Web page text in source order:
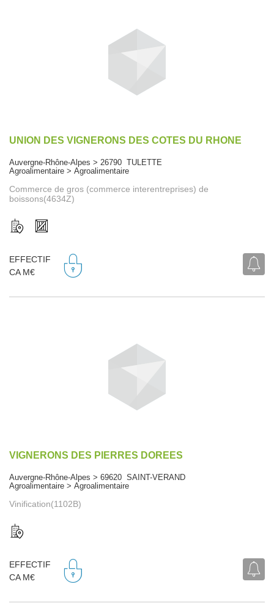
UNION DES VIGNERONS DES COTES DU RHONE
Auvergne-Rhône-Alpes > 26790 TULETTE
Agroalimentaire > Agroalimentaire
Commerce de gros (commerce interentreprises) de
boissons(4634Z)
EFFECTIF
CA M€
VIGNERONS DES PIERRES DOREES
Auvergne-Rhône-Alpes > 69620 SAINT-VERAND
Agroalimentaire > Agroalimentaire
Vinification(1102B)
EFFECTIF
CA M€